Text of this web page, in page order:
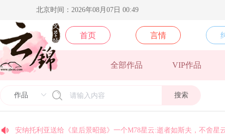
北京时间：2026年08月07日 00:49
首页 言情
全部作品 VIP作品
搜索
糖se送给作者叫我美人一个银河系:不积跬步，无以至千里；不积小
coco送给《末世后我成了丧尸》一个M78星云:逝者如斯夫，不舍星
安纳托利亚送给《皇后景昭懿》一个M78星云:逝者如斯夫，不舍星